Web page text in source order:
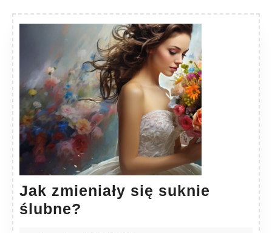
Jak zmieniały się suknie
ślubne?